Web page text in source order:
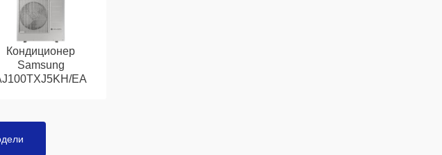
Кондиционер
Samsung
EA